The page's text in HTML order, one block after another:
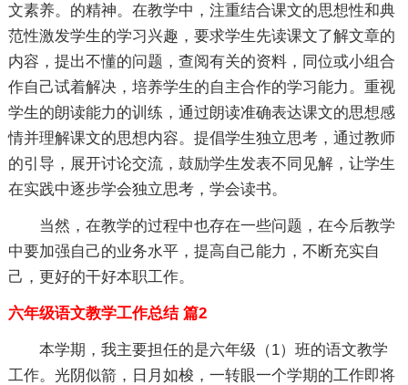
文素养。的精神。在教学中，注重结合课文的思想性和典
范性激发学生的学习兴趣，要求学生先读课文了解文章的
内容，提出不懂的问题，查阅有关的资料，同位或小组合
作自己试着解决，培养学生的自主合作的学习能力。重视
学生的朗读能力的训练，通过朗读准确表达课文的思想感
情并理解课文的思想内容。提倡学生独立思考，通过教师
的引导，展开讨论交流，鼓励学生发表不同见解，让学生
在实践中逐步学会独立思考，学会读书。
当然，在教学的过程中也存在一些问题，在今后教学
中要加强自己的业务水平，提高自己能力，不断充实自
己，更好的干好本职工作。
六年级语文教学工作总结 篇2
本学期，我主要担任的是六年级（1）班的语文教学
工作。光阴似箭，日月如梭，一转眼一个学期的工作即将